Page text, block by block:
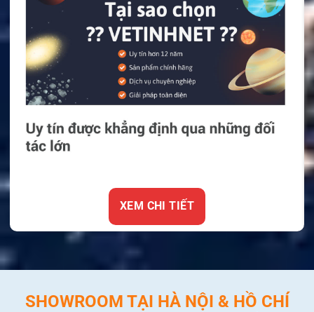
XEM CHI TIẾT
SHOWROOM TẠI HÀ NỘI & HỒ CHÍ